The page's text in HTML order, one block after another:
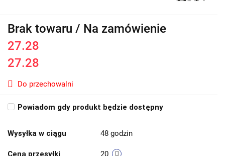
Brak towaru / Na zamówienie
27.28
27.28
Do przechowalni
Powiadom gdy produkt będzie dostępny
Wysyłka w ciągu 48 godzin
Cena przesyłki 20